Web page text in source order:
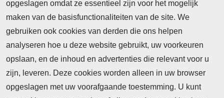
opgeslagen omdat ze essentieel zijn voor het mogelijk
maken van de basisfunctionaliteiten van de site. We
gebruiken ook cookies van derden die ons helpen
analyseren hoe u deze website gebruikt, uw voorkeuren
opslaan, en de inhoud en advertenties die relevant voor u
zijn, leveren. Deze cookies worden alleen in uw browser
opgeslagen met uw voorafgaande toestemming. U kunt
Nieuws